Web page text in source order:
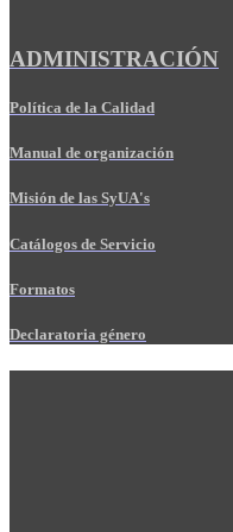
ADMINISTRACIÓN
Política de la Calidad
Manual de organización
Misión de las SyUA's
Catálogos de Servicio
Formatos
Declaratoria género